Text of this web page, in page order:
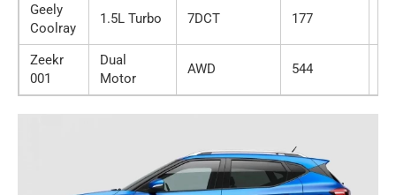
Geely
Coolray
1.5L Turbo 7DCT 177
Zeekr
001
Dual
Motor
AWD 544